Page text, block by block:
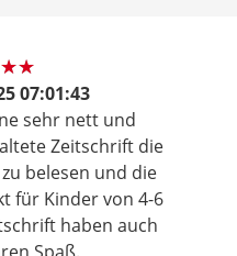
07:01:43
sehr nett und
Zeitschrift die
belesen und die
für Kinder von 4-6
haben auch